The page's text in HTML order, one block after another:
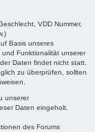
VDD Nummer,
Basis unseres
Funktionalität unserer
Daten findet nicht statt.
zu überprüfen, sollten
unserer
Daten eingeholt.
des Forums